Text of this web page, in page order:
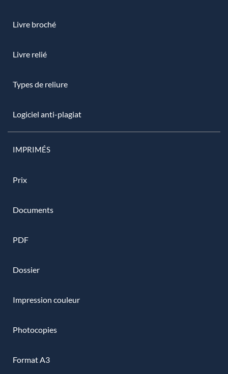
Livre broché
Livre relié
Types de reliure
Logiciel anti-plagiat
IMPRIMÉS
Prix
Documents
PDF
Dossier
Impression couleur
Photocopies
Format A3